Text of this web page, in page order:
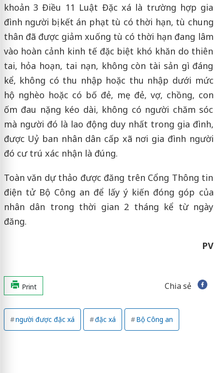
khoản 3 Điều 11 Luật Đặc xá là trường hợp gia
đình người bị kết án phạt tù có thời hạn, tù chung
thân đã được giảm xuống tù có thời hạn đang lâm
vào hoàn cảnh kinh tế đặc biệt khó khăn do thiên
tai, hỏa hoạn, tai nạn, không còn tài sản gì đáng
kể, không có thu nhập hoặc thu nhập dưới mức
hộ nghèo hoặc có bố đẻ, mẹ đẻ, vợ, chồng, con
ốm đau nặng kéo dài, không có người chăm sóc
mà người đó là lao động duy nhất trong gia đình,
được Uỷ ban nhân dân cấp xã nơi gia đình người
đó cư trú xác nhận là đúng.
Toàn văn dự thảo được đăng trên Cổng Thông tin
điện tử Bộ Công an để lấy ý kiến đóng góp của
nhân dân trong thời gian 2 tháng kể từ ngày
đăng.
PV
Print Chia sẻ
người được đặc xá đặc xá Bộ Công an